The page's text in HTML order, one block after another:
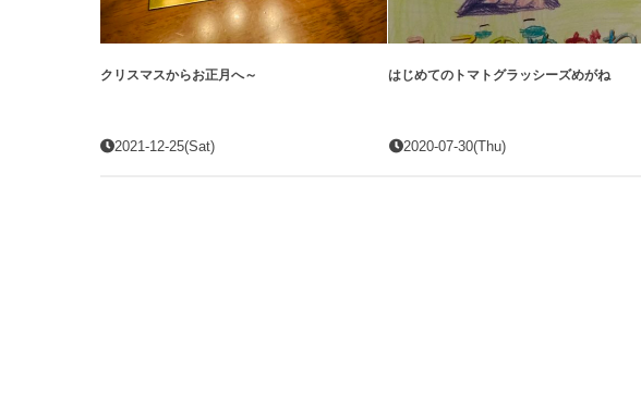
クリスマスからお正月へ～
2021-12-25(Sat)
はじめてのトマトグラッシーズめがね
2020-07-30(Thu)